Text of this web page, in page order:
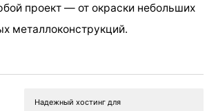
проект — от окраски небольших
металлоконструкций.
Надежный хостинг для